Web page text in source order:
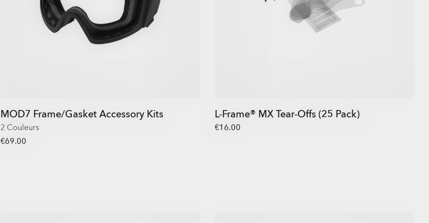
MOD7 Frame/Gasket Accessory Kits
2 Couleurs
€69.00
L-Frame® MX Tear-Offs (25 Pack)
€16.00